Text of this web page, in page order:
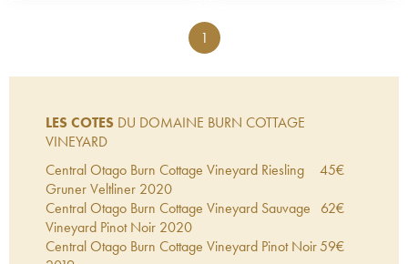
1
LES COTES DU DOMAINE BURN COTTAGE
VINEYARD
Central Otago Burn Cottage Vineyard Riesling
Gruner Veltliner 2020
45€
Central Otago Burn Cottage Vineyard Sauvage
Vineyard Pinot Noir 2020
62€
Central Otago Burn Cottage Vineyard Pinot Noir59€